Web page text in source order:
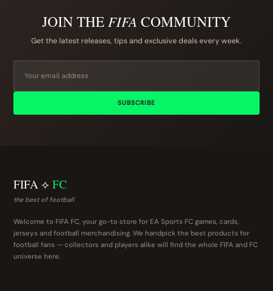
JOIN THE FIFA COMMUNITY
Get the latest releases, tips and exclusive deals every week.
SUBSCRIBE
FIFA ⟡ FC
the best of football
Welcome to FIFA FC, your go-to store for EA Sports FC games, cards,
jerseys and football merchandising. We handpick the best products for
football fans — collectors and players alike will find the whole FIFA and FC
universe here.